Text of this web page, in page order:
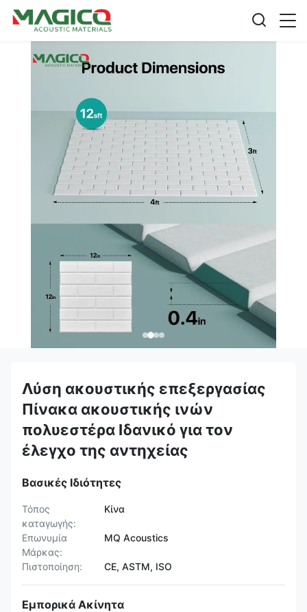
Λύση ακουστικής επεξεργασίας
Πίνακα ακουστικής ινών
πολυεστέρα Ιδανικό για τον
έλεγχο της αντηχείας
Βασικές Ιδιότητες
Τόπος
καταγωγής:
Κίνα
Επωνυμία
Μάρκας:
MQ Acoustics
Πιστοποίηση: CE, ASTM, ISO
Εμπορικά Ακίνητα